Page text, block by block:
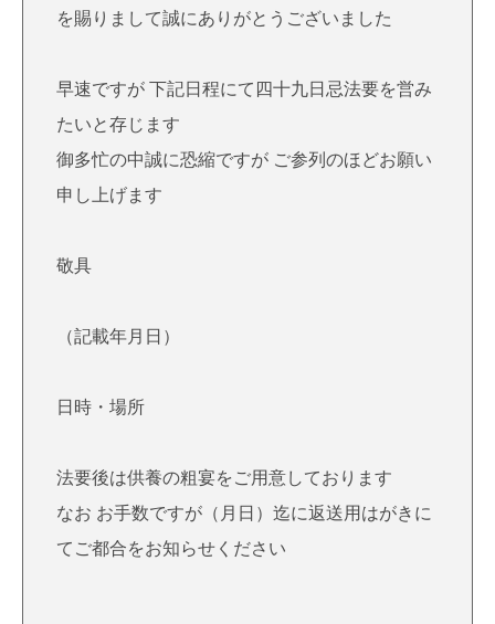
を賜りまして誠にありがとうございました
早速ですが 下記日程にて四十九日忌法要を営み
たいと存じます
御多忙の中誠に恐縮ですが ご参列のほどお願い
申し上げます
敬具
（記載年月日）
日時・場所
法要後は供養の粗宴をご用意しております
なお お手数ですが（月日）迄に返送用はがきに
てご都合をお知らせください